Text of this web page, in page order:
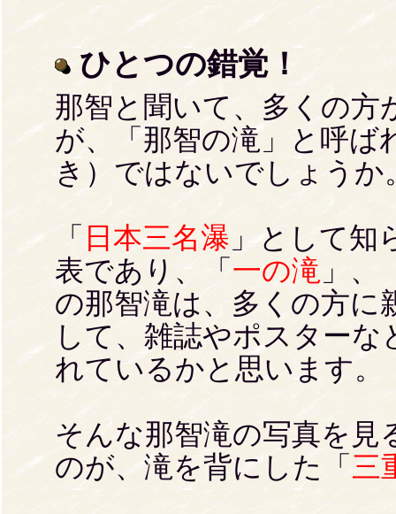
ひとつの錯覚！
那智と聞いて、多くの方
が、「那智の滝」と呼ば
き）ではないでしょうか
「 日本三名瀑 」として知
表であり、「 一の滝 」、
の那智滝は、多くの方に
して、雑誌やポスター
れているかと思います。
そんな那智滝の写真を見
のが、滝を背にした「 三